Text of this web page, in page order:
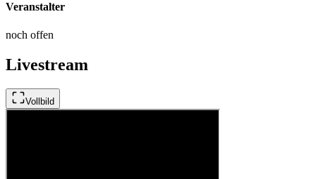
Veranstalter
noch offen
Livestream
Vollbild